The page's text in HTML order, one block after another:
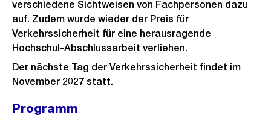
verschiedene Sichtweisen von Fachpersonen dazu
auf. Zudem wurde wieder der Preis für
Verkehrssicherheit für eine herausragende
Hochschul-Abschlussarbeit verliehen.
Der nächste Tag der Verkehrssicherheit findet im
November 2027 statt.
Programm